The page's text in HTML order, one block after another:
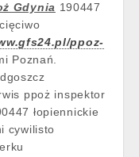
Gdynia 190447
ppoz-
Poznań.
ppoż inspektor
łopiennickie
cywilisto